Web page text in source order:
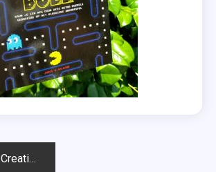
Creatief met kleur 3 – Pac-Man Puzzelboek